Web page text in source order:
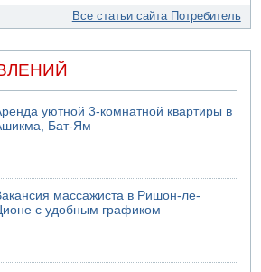
Все статьи сайта Потребитель
уютной 3-комнатной квартиры в
Бат-Ям
массажиста в Ришон-ле-
с удобным графиком